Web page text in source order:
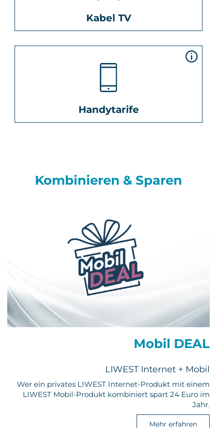
Kabel TV
Handytarife
Kombinieren & Sparen
Mobil DEAL
LIWEST Internet + Mobil
Wer ein privates LIWEST Internet-Produkt mit einem
LIWEST Mobil-Produkt kombiniert spart 24 Euro im
Jahr.
Mehr erfahren